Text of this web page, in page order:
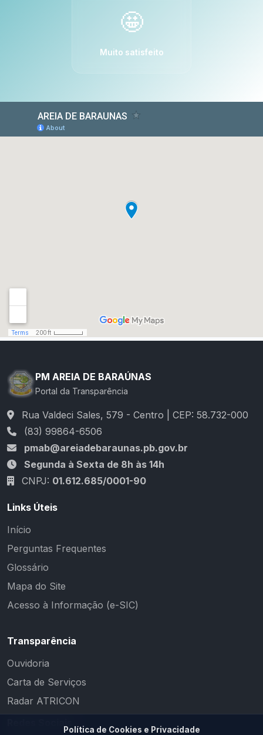
🤩
Muito satisfeito
PM AREIA DE BARAÚNAS
Portal da Transparência
Rua Valdeci Sales, 579 - Centro | CEP: 58.732-000
(83) 99864-6506
pmab@areiadebaraunas.pb.gov.br
Segunda à Sexta de 8h às 14h
CNPJ: 01.612.685/0001-90
Links Úteis
Início
Perguntas Frequentes
Glossário
Mapa do Site
Acesso à Informação (e-SIC)
Transparência
Ouvidoria
Carta de Serviços
Radar ATRICON
Política de Cookies e Privacidade